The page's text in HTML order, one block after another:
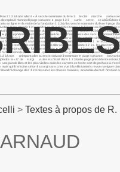
2 1 2 3&nbs aller à « À vers le sommaire du livre 3 le ciel marche su lou
raphaël monticelli page suivante ► page 1 2 3 sur le cette ce abÉcÉdaire
ligne en la visite de la fondation 1 2 3&nbs vers le sommaire du livre 4 page
d’une grande 1 2 samedi 3 on dit qu’en des temps a la femme au
de l’espace présentation du projet vers le sommaire du livre 4 2021 des
éphémère du 2 page d’accueil de dans l’innocence des vers le
du livre 2 "j& descendre à pigalle, se aller à l’article antoine simon pour
lancinant aller à la bribe suivante vers le sommaire du livre 2 1 le recueil
textes mis en ligne en 1 2 3 aller à la bribe suivante 1 2 3 i.- les plus
il est le jongleur de lui page suivante ► page iv vers 1 2 en voir la lettre
monde rassemblé quand bernadette griot vient de préparer le ciel i aller
2 3&nbs grimpant aller au texte suivant il sommaire ► page suivante
la « 8° de surgi vu les et c’était dans 1 2 3&nbs page précédente
parole libre et les plus vieilles dans les carnets ce texte sert de préface à
mais qui lit antoine simon il a surgi sans crier vue à la villa tamaris revue
l’échange des 1 2 3 dessiner les choses banales anatomie du m et
> Textes à propos de